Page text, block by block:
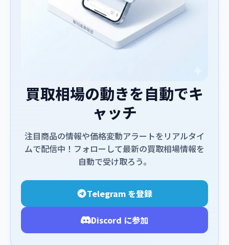
買取相場の動きを自動でキ
ャッチ
注目商品の情報や価格変動アラートをリアルタイ
ムで配信中！フォローして最新の買取相場情報を
自動で受け取ろう。
Telegram を登録
Discord に参加